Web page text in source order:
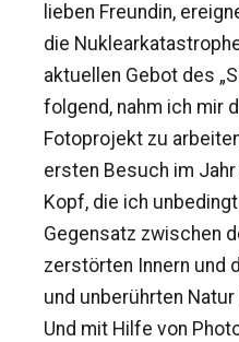
lieben Freundin,
die
aktuellen Gebot des
folgend, nahm ich mir
Fotoprojekt zu
ersten Besuch im
Kopf, die ich
Gegensatz zwischen
zerstörten Innern und
und unberührten
Und mit Hilfe von